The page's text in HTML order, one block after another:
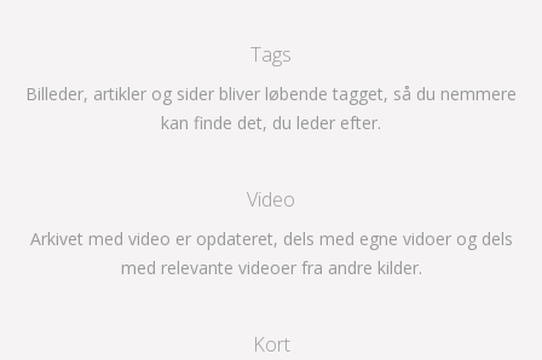
Tags
Billeder, artikler og sider bliver løbende tagget, så du nemmere
kan finde det, du leder efter.
Video
Arkivet med video er opdateret, dels med egne vidoer og dels
med relevante videoer fra andre kilder.
Kort